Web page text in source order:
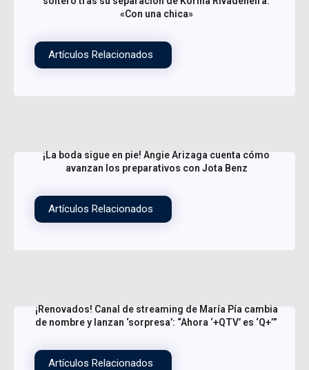
«Con una chica»
Artículos Relacionados
¡La boda sigue en pie! Angie Arizaga cuenta cómo
avanzan los preparativos con Jota Benz
Artículos Relacionados
¡Renovados! Canal de streaming de María Pía cambia
de nombre y lanzan ‘sorpresa’: “Ahora ‘+QTV’ es ‘Q+’”
Artículos Relacionados